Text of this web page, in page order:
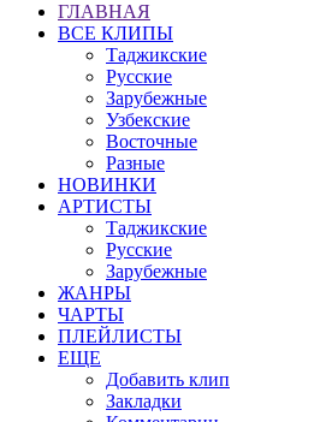
ГЛАВНАЯ
ВСЕ КЛИПЫ
Таджикские
Русские
Зарубежные
Узбекские
Восточные
Разные
НОВИНКИ
АРТИСТЫ
Таджикские
Русские
Зарубежные
ЖАНРЫ
ЧАРТЫ
ПЛЕЙЛИСТЫ
ЕЩЕ
Добавить клип
Закладки